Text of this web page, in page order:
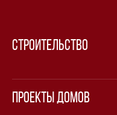
Строительство
Проекты домов